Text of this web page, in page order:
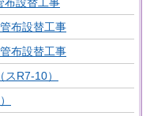
布設替工事
布設替工事
布設替工事
R7-10）